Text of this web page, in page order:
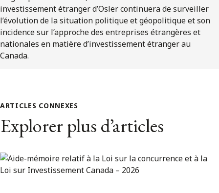
investissement étranger d’Osler continuera de surveiller
l’évolution de la situation politique et géopolitique et son
incidence sur l’approche des entreprises étrangères et
nationales en matière d’investissement étranger au
Canada.
ARTICLES CONNEXES
Explorer plus d’articles